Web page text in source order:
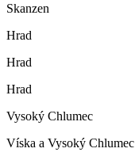
Skanzen
Hrad
Hrad
Hrad
Vysoký Chlumec
Víska a Vysoký Chlumec